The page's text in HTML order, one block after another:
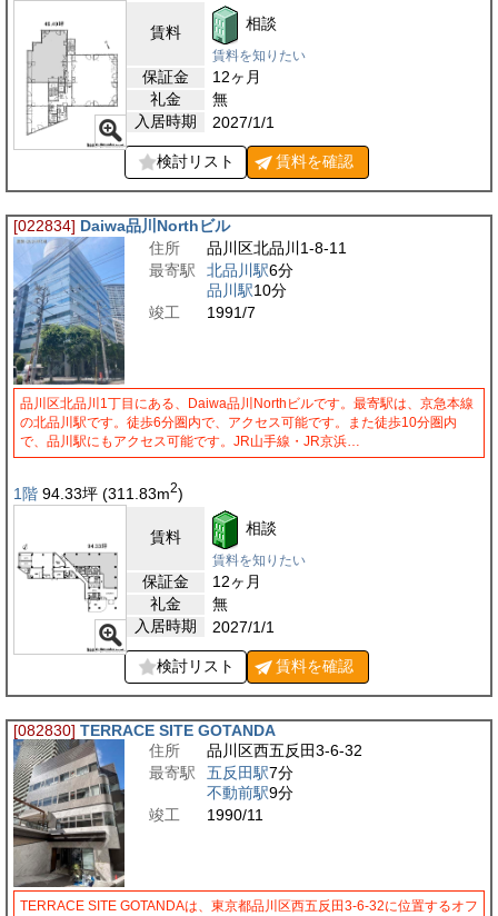
賃料 相談
賃料を知りたい
保証金
12ヶ月
礼金
無
入居時期
2027/1/1
検討リスト 賃料を確認
[022834] Daiwa品川Northビル
住所
品川区北品川1-8-11
最寄駅
北品川駅6分
品川駅10分
竣工
1991/7
品川区北品川1丁目にある、Daiwa品川Northビルです。最寄駅は、京急本線
の北品川駅です。徒歩6分圏内で、アクセス可能です。また徒歩10分圏内
で、品川駅にもアクセス可能です。JR山手線・JR京浜…
1階 94.33坪 (311.83m2)
賃料 相談
賃料を知りたい
保証金
12ヶ月
礼金
無
入居時期
2027/1/1
検討リスト 賃料を確認
[082830] TERRACE SITE GOTANDA
住所
品川区西五反田3-6-32
最寄駅
五反田駅7分
不動前駅9分
竣工
1990/11
TERRACE SITE GOTANDAは、東京都品川区西五反田3-6-32に位置するオフ